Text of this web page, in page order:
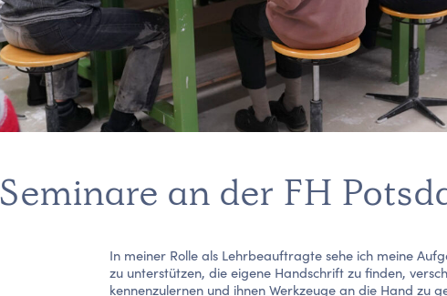
Seminare an der FH
In meiner Rolle als Lehrbeauftragte sehe ich meine
zu unterstützen, die eigene Handschrift zu finden,
kennenzulernen und ihnen Werkzeuge an die Hand zu